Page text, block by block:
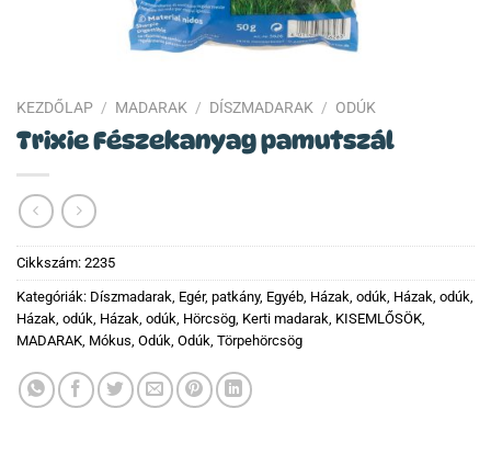
KEZDŐLAP / MADARAK / DÍSZMADARAK / ODÚK
Trixie Fészekanyag pamutszál
Cikkszám: 2235
Kategóriák: Díszmadarak, Egér, patkány, Egyéb, Házak, odúk, Házak, odúk,
Házak, odúk, Házak, odúk, Hörcsög, Kerti madarak, KISEMLŐSÖK,
MADARAK, Mókus, Odúk, Odúk, Törpehörcsög